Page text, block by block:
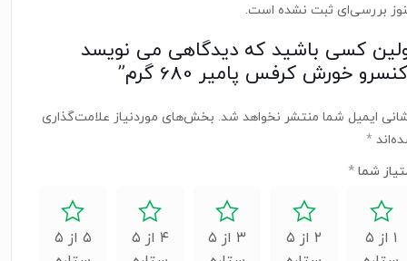
بررسی‌ای ثبت نشده است.
کسی باشید که دیدگاهی می نویسد
خورش کرفس پامیر 680 گرم”
ایمیل شما منتشر نخواهد شد. بخش‌های موردنیاز علامت‌گذاری
*
شما *
۱ از ۵
۲ از ۵
۳ از ۵
۴ از ۵
۵ از ۵